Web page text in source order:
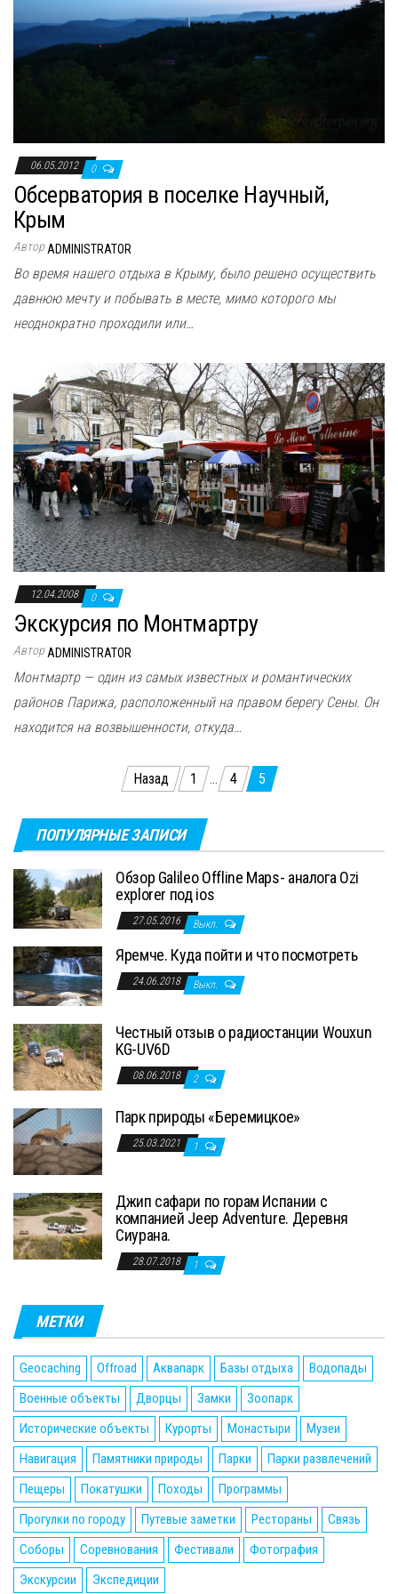
06.05.2012 0
Обсерватория в поселке Научный,
Крым
АвторADMINISTRATOR
Во время нашего отдыха в Крыму, было решено осуществить
давнюю мечту и побывать в месте, мимо которого мы
неоднократно проходили или…
12.04.2008 0
Экскурсия по Монтмартру
АвторADMINISTRATOR
Монтмартр — один из самых известных и романтических
районов Парижа, расположенный на правом берегу Сены. Он
находится на возвышенности, откуда…
Пагинация
записей
Назад 1 … 4 5
ПОПУЛЯРНЫЕ ЗАПИСИ
Обзор Galileo Offline Maps- аналога Ozi
explorer под ios
27.05.2016 Выкл.
Яремче. Куда пойти и что посмотреть
24.06.2018 Выкл.
Честный отзыв о радиостанции Wouxun
KG-UV6D
08.06.2018 2
Парк природы «Беремицкое»
25.03.2021 1
Джип сафари по горам Испании с
компанией Jeep Adventure. Деревня
Сиурана.
28.07.2018 1
МЕТКИ
Geocaching Offroad Аквапарк Базы отдыха
Водопады
Военные объекты
Дворцы Замки
Зоопарк
Исторические объекты
Курорты Монастыри
Музеи
Навигация
Памятники природы Парки
Парки развлечений
Пещеры
Покатушки Походы
Программы
Прогулки по городу
Путевые заметки Рестораны
Связь
Соборы
Соревнования Фестивали
Фотография
Экскурсии
Экспедиции